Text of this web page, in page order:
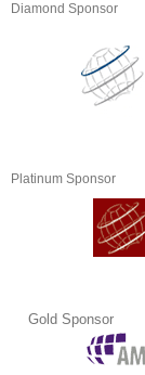
Diamond Sponsor
Platinum Sponsor
Gold Sponsor